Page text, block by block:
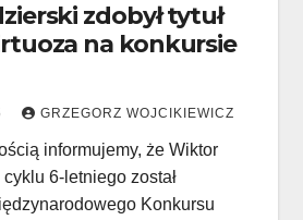
zdobył tytuł
na konkursie
GRZEGORZ WOJCIKIEWICZ
informujemy, że Wiktor
6-letniego został
Konkursu